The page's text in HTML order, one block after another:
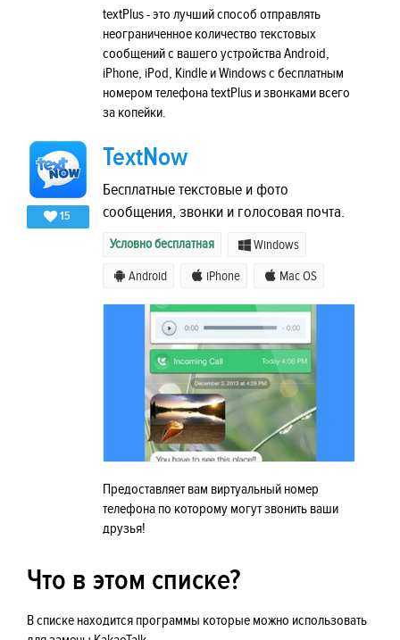
textPlus - это лучший способ отправлять
неограниченное количество текстовых
сообщений с вашего устройства Android,
iPhone, iPod, Kindle и Windows с бесплатным
номером телефона textPlus и звонками всего
за копейки.
15
TextNow
Бесплатные текстовые и фото
сообщения, звонки и голосовая почта.
Условно бесплатная Windows
Android iPhone Mac OS
Предоставляет вам виртуальный номер
телефона по которому могут звонить ваши
друзья!
Что в этом списке?
В списке находится программы которые можно использовать